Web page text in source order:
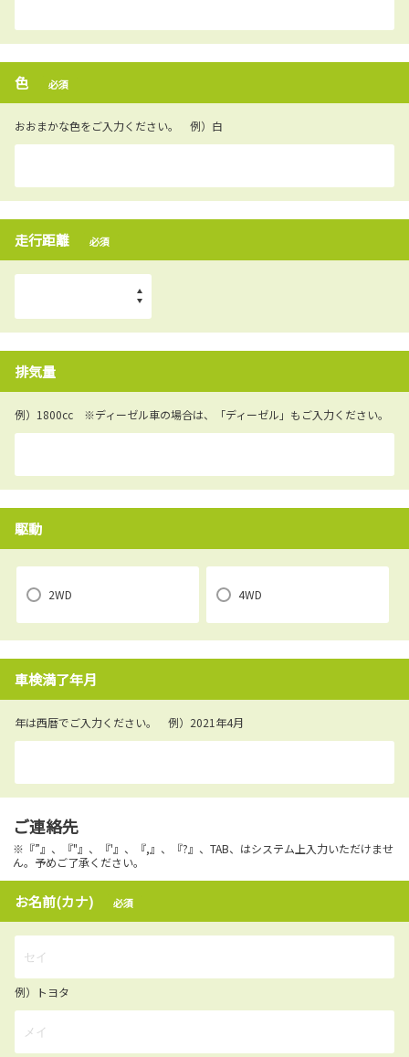
色 必須
おおまかな色をご入力ください。 例）白
走行距離 必須
排気量
例）1800cc ※ディーゼル車の場合は、「ディーゼル」もご入力ください。
駆動
2WD 4WD
車検満了年月
年は西暦でご入力ください。 例）2021年4月
ご連絡先
※『”』、『"』、『'』、『,』、『?』、TAB、はシステム上入力いただけませ
ん。予めご了承ください。
お名前(カナ) 必須
例）トヨタ